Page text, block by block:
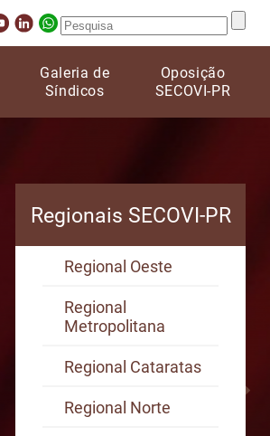
Galeria de
Síndicos
Oposição
SECOVI-PR
Regionais SECOVI-PR
Regional Oeste
Regional
Metropolitana
Regional Cataratas
Regional Norte